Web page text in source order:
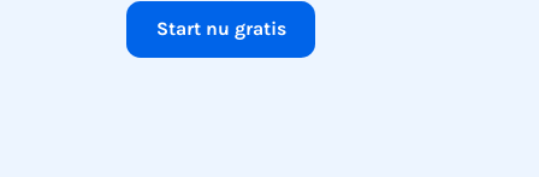
Start nu gratis